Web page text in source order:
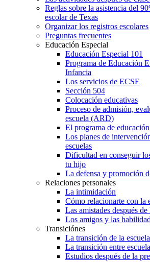
Reglas sobre la asistencia del
escolar de Texas
Organizar los registros escolares
Preguntas frecuentes
Educación Especial
Educación Especial 101
Programa de Educación
Infancia
Los servicios de ECSE
Sección 504
Colocación educativas
Proceso de admisión,
escuela (ARD)
El programa de
Los planes de
escuelas
Dificultad en conseguir
tu hijo
La defensa y promoción
Relaciones personales
La intimidación
Cómo relacionarte con la
Las amistades después
Los amigos y las
Transiciónes
La transición de la
La transición entre
Estudios después de la